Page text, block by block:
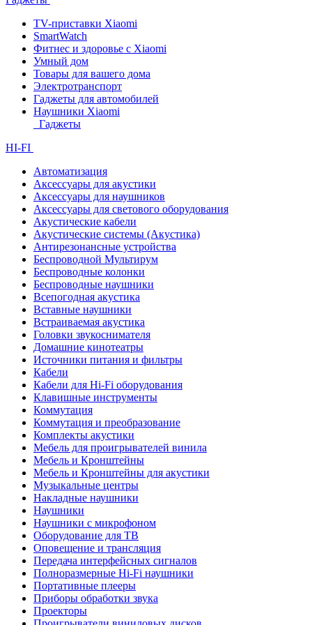
TV-приставки Xiaomi
SmartWatch
Фитнес и здоровье с Xiaomi
Умный дом
Товары для вашего дома
Электротранспорт
Гаджеты для автомобилей
Наушники Xiaomi
Гаджеты
HI-FI
Автоматизация
Аксессуары для акустики
Аксессуары для наушников
Аксессуары для светового оборудования
Акустические кабели
Акустические системы (Акустика)
Антирезонансные устройства
Беспроводной Мультирум
Беспроводные колонки
Беспроводные наушники
Всепогодная акустика
Вставные наушники
Встраиваемая акустика
Головки звукоснимателя
Домашние кинотеатры
Источники питания и фильтры
Кабели
Кабели для Hi-Fi оборудования
Клавишные инструменты
Коммутация
Коммутация и преобразование
Комплекты акустики
Мебель для проигрывателей винила
Мебель и Кронштейны
Мебель и Кронштейны для акустики
Музыкальные центры
Накладные наушники
Наушники
Наушники с микрофоном
Оборудование для ТВ
Оповещение и трансляция
Передача интерфейсных сигналов
Полноразмерные Hi-Fi наушники
Портативные плееры
Приборы обработки звука
Проекторы